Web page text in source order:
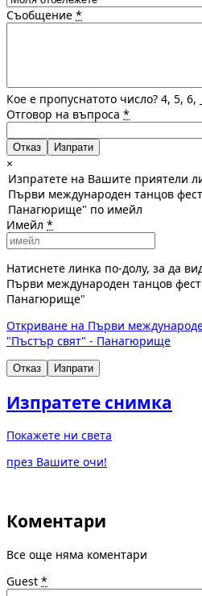
Съобщение *
Кое е пропуснатото число? 4, 5, 6,
Отговор на въпроса *
Отказ
×
Изпратете на Вашите приятели
Първи международен танцов
Панагюрище" по имейл
Имейл *
Натиснете линка по-долу, за да
Първи международен танцов
Панагюрище"
Откриване на Първи
"Пъстър свят" - Панагюрище
Отказ Изпрати
Изпратете снимка
Покажете ни света
през Вашите очи!
Коментари
Все още няма коментари
Guest *